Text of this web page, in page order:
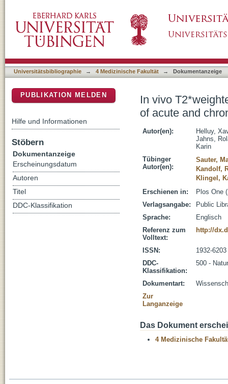
myocarditis
Universitätsbibliographie → 4 Medizinische Fakultät → Dokumentanzeige
In vivo
of acute and
Autor(en):
Helluy,
Jahns,
Karin
Tübinger
Autor(en):
Sauter,
Kandolf,
Klingel,
Erschienen in:
Plos One
Verlagsangabe:
Public
Sprache:
Englisch
Referenz zum
Volltext:
http://
ISSN:
1932-6203
DDC-
Klassifikation:
500 -
Dokumentart:
Zur
Langanzeige
Das Dokument
4 Medizinische
PUBLIKATION MELDEN
Hilfe und Informationen
Stöbern
Dokumentanzeige
Erscheinungsdatum
Autoren
Titel
DDC-Klassifikation